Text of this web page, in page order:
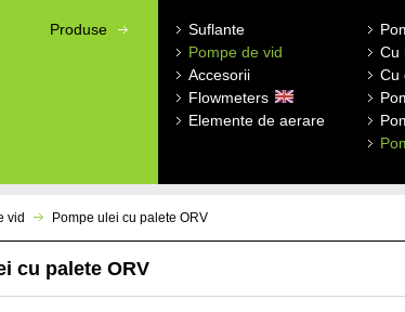
vid Pompe ulei cu palete ORV
cu palete ORV
Produse Suflante
Cu
Cu
Pompe de vid
Cu
Cu
Accesorii
Flowmeters
Elemente de aerare